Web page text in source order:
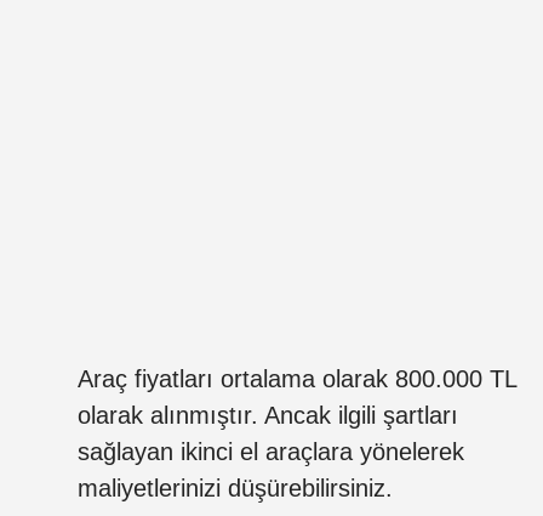
Araç fiyatları ortalama olarak 800.000 TL
olarak alınmıştır. Ancak ilgili şartları
sağlayan ikinci el araçlara yönelerek
maliyetlerinizi düşürebilirsiniz.